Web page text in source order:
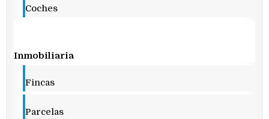
Coches
Inmobiliaria
Fincas
Parcelas